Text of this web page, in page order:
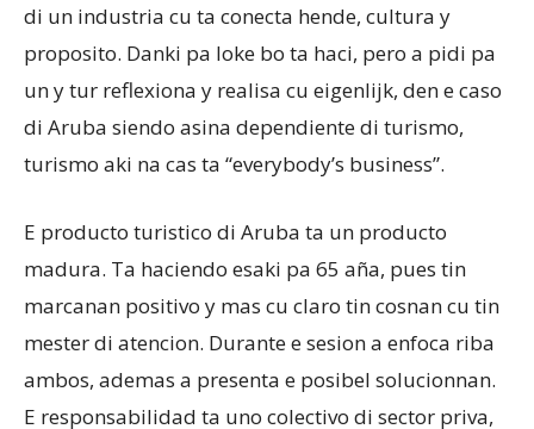
di un industria cu ta conecta hende, cultura y
proposito. Danki pa loke bo ta haci, pero a pidi pa
un y tur reflexiona y realisa cu eigenlijk, den e caso
di Aruba siendo asina dependiente di turismo,
turismo aki na cas ta “everybody’s business”.
E producto turistico di Aruba ta un producto
madura. Ta haciendo esaki pa 65 aña, pues tin
marcanan positivo y mas cu claro tin cosnan cu tin
mester di atencion. Durante e sesion a enfoca riba
ambos, ademas a presenta e posibel solucionnan.
E responsabilidad ta uno colectivo di sector priva,